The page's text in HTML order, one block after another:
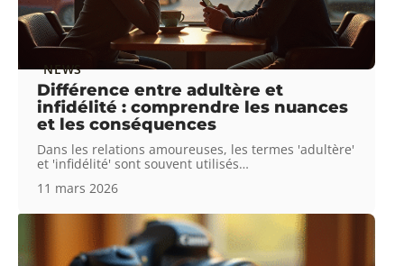
NEWS
Différence entre adultère et
infidélité : comprendre les nuances
et les conséquences
Dans les relations amoureuses, les termes 'adultère'
et 'infidélité' sont souvent utilisés…
11 mars 2026